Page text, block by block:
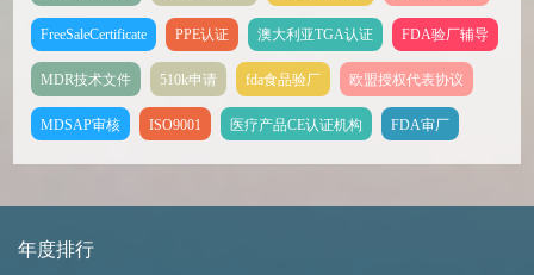
FreeSaleCertificate PPE认证 澳大利亚TGA认证 FDA验厂辅导
MDR技术文件 510k申请 fda食品验厂 欧盟授权代表协议
MDSAP审核 ISO9001 医疗产品CE认证机构 FDA审厂
年度排行